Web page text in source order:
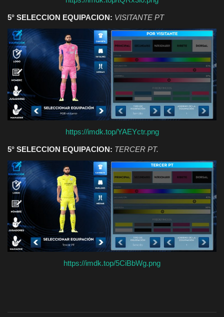
5° SELECCION EQUIPACION: VISITANTE PT
https://imdk.top/YAEYctr.png
5° SELECCION EQUIPACION: TERCER PT.
https://imdk.top/5CiBbWg.png